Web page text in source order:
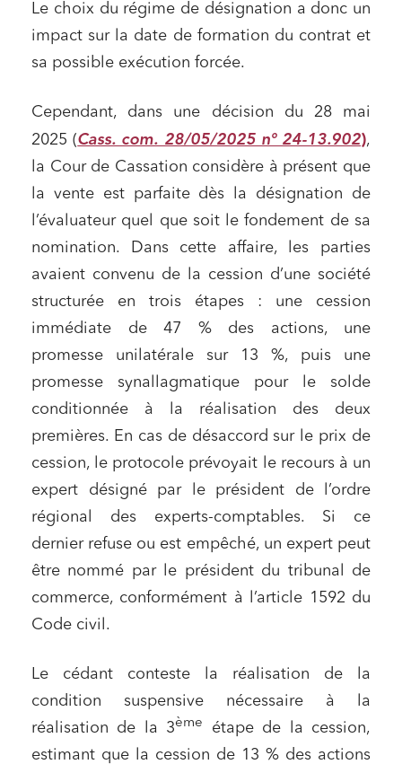
Le choix du régime de désignation a donc un
impact sur la date de formation du contrat et
sa possible exécution forcée.
Cependant, dans une décision du 28 mai
2025 (Cass. com. 28/05/2025 n° 24-13.902),
la Cour de Cassation considère à présent que
la vente est parfaite dès la désignation de
l’évaluateur quel que soit le fondement de sa
nomination. Dans cette affaire, les parties
avaient convenu de la cession d’une société
structurée en trois étapes : une cession
immédiate de 47 % des actions, une
promesse unilatérale sur 13 %, puis une
promesse synallagmatique pour le solde
conditionnée à la réalisation des deux
premières. En cas de désaccord sur le prix de
cession, le protocole prévoyait le recours à un
expert désigné par le président de l’ordre
régional des experts-comptables. Si ce
dernier refuse ou est empêché, un expert peut
être nommé par le président du tribunal de
commerce, conformément à l’article 1592 du
Code civil.
Le cédant conteste la réalisation de la
condition suspensive nécessaire à la
réalisation de la 3ème
étape de la cession,
estimant que la cession de 13 % des actions